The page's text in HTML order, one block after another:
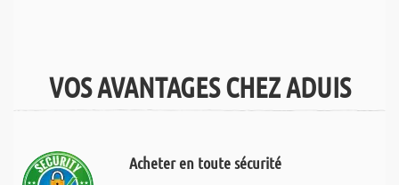
VOS AVANTAGES CHEZ ADUIS
Acheter en toute sécurité